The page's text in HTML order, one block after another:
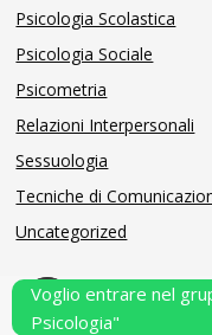
Psicologia Scolastica
Psicologia Sociale
Psicometria
Relazioni Interpersonali
Sessuologia
Tecniche di
Uncategorized
Powered
Voglio entrare nel
Psicologia"